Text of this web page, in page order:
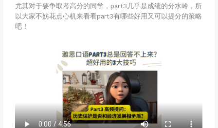
尤其对于要争取考高分的同学，part3几乎是成绩的分水岭，所
以大家不妨花点心机来看看part3有哪些好用又可以提分的策略
吧！